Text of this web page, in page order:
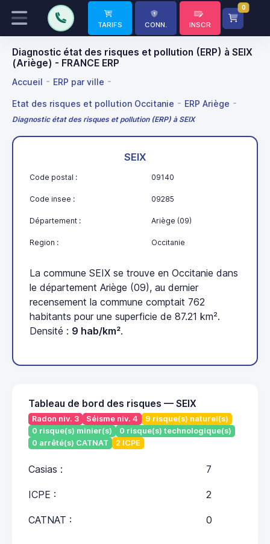
TARIFS CONN. INSCR
0
Diagnostic état des risques et pollution (ERP) à SEIX
(Ariège) - FRANCE ERP
Accueil ERP par ville
Etat des risques et pollution Occitanie ERP Ariège
Diagnostic état des risques et pollution (ERP) à SEIX
SEIX
Code postal : 09140
Code insee : 09285
Département : Ariège (09)
Region : Occitanie
La commune SEIX se trouve en Occitanie dans
le département Ariège (09), au dernier
recensement la commune comptait 762
habitants pour une superficie de 87.21 km².
Densité : 9 hab/km².
Tableau de bord des risques — SEIX
Radon niv. 3 Séisme niv. 4
9 risque(s) naturel(s)
0 risque(s) minier(s)
0 risque(s) technologique(s)
0 arrêté(s) CATNAT
2 ICPE
Casias : 7
ICPE : 2
CATNAT : 0